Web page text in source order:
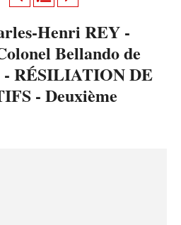
Henri REY -
Bellando de
- RÉSILIATION DE
- Deuxième